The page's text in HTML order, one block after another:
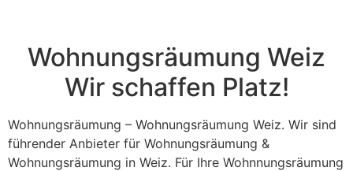
Wohnungsräumung Weiz
Wir schaffen Platz!
Wohnungsräumung – Wohnungsräumung Weiz. Wir sind
führender Anbieter für Wohnungsräumung &
Wohnungsräumung in Weiz. Für Ihre Wohnnungsräumung